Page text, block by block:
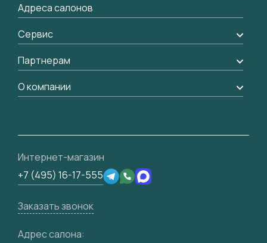
Алюминиевые двери
Стеновые панели
Погонаж
Накладки на дверь
Доставка
Обмен и возврат
Гарантия
Вопрос-ответ
Техническая информация
Юридическая информация
Адреса салонов
Сервис
Вызов замерщика
Монтаж
Подготовка проемов
Партнерам
Дизайнерам / архитекторам
О компании
Сертификаты
Производство
Медиацентр
Видео
Интернет-магазин
+7 (495) 16-17-555
Заказать звонок
Адрес салона: